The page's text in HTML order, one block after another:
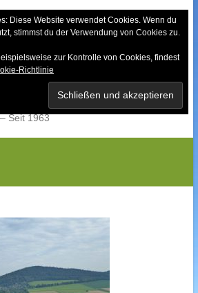
Wald-
Seit 1963
Diese Website verwendet Cookies. Wenn du
stimmst du der Verwendung von Cookies zu.
zur Kontrolle von Cookies, findest
Richtlinie